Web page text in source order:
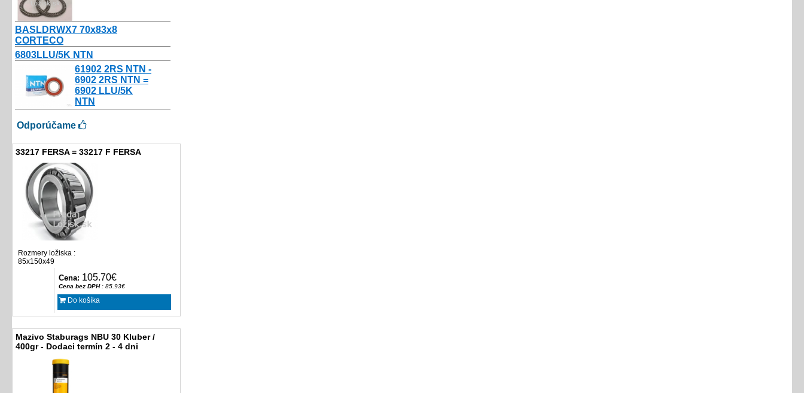
BASLDRWX7 70x83x8
CORTECO
6803LLU/5K NTN
61902 2RS NTN -
6902 2RS NTN =
6902 LLU/5K
NTN
Odporúčame
33217 FERSA = 33217 F FERSA
Rozmery ložiska :
85x150x49
Cena: 105.70€
Cena bez DPH: 85.93€
Do košíka
Mazivo Staburags NBU 30 Kluber /
400gr - Dodaci termín 2 - 4 dni